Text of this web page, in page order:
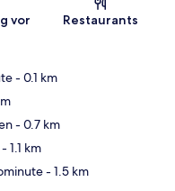
vor
Restaurants
- 0.1 km
- 0.7 km
- 1.1 km
- 1.5 km